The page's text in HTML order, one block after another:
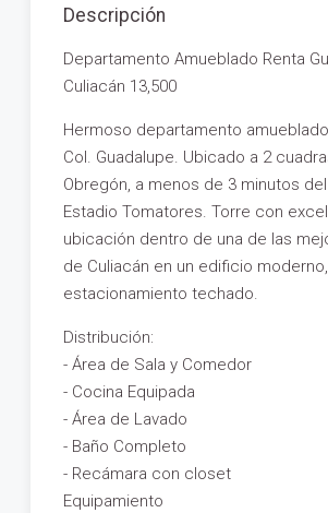
Descripción
Departamento Amueblado Renta
Culiacán 13,500
Hermoso departamento
Col. Guadalupe. Ubicado a 2
Obregón, a menos de 3 minutos
Estadio Tomatores. Torre con
ubicación dentro de una de las
de Culiacán en un edificio
estacionamiento techado.
Distribución:
- Área de Sala y Comedor
- Cocina Equipada
- Área de Lavado
- Baño Completo
- Recámara con closet
Equipamiento